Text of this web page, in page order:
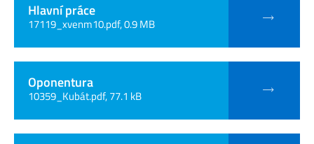
Hlavní práce
17119_xvenm10.pdf, 0.9 MB
Oponentura
10359_Kubát.pdf, 77.1 kB